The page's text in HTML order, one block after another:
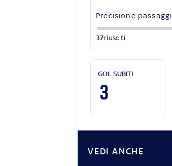
Precisione passaggi
37riusciti
GOL SUBITI
3
VEDI ANCHE